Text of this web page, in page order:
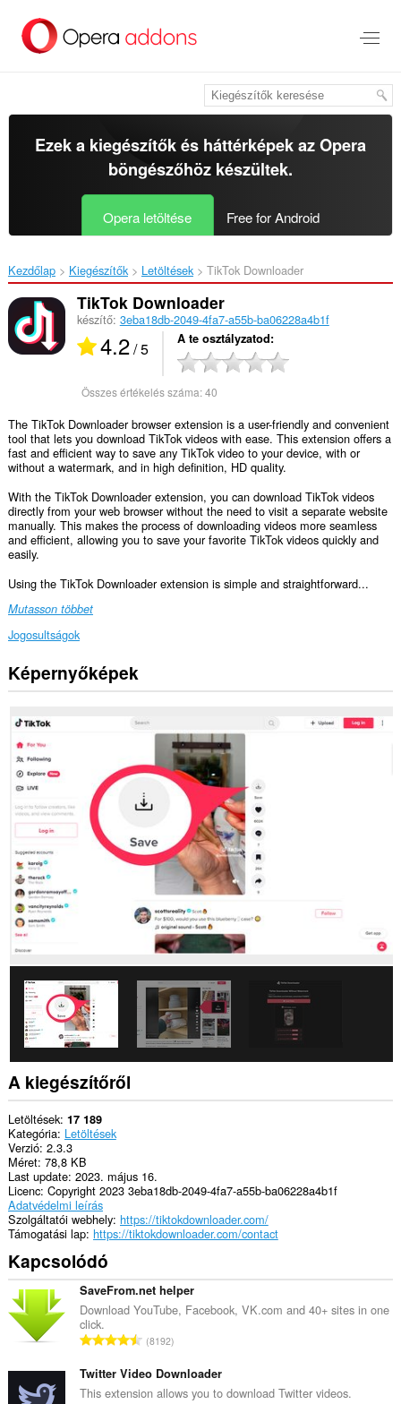
Ezek a kiegészítők és háttérképek azOpera
böngészőhözkészültek.
Opera letöltése Free for Android
Kezdőlap Kiegészítők Letöltések TikTok Downloader‎
TikTok Downloader
készítő: 3eba18db-2049-4fa7-a55b-ba06228a4b1f
4.2/ 5 A te osztályzatod
Összes értékelés száma:40
The TikTok Downloader browser extension is a user-friendly and convenient
tool that lets you download TikTok videos with ease. This extension offers a
fast and efficient way to save any TikTok video to your device, with or
without a watermark, and in high definition, HD quality.
With the TikTok Downloader extension, you can download TikTok videos
directly from your web browser without the need to visit a separate website
manually. This makes the process of downloading videos more seamless
and efficient, allowing you to save your favorite TikTok videos quickly and
easily.
Using the TikTok Downloader extension is simple and straightforward...
Mutasson többet
Jogosultságok
Ez
a
hozzáfér
az
adatához
néhány
webhelyen.
Képernyőképek
A kiegészítőről
Letöltések 17 189
Kategória Letöltések
Verzió 2.3.3
Méret 78,8 KB
Last update 2023. május 16.
Licenc Copyright 2023 3eba18db-2049-4fa7-a55b-ba06228a4b1f
Adatvédelmi leírás
Szolgáltatói webhely https://tiktokdownloader.com/
Támogatási lap https://tiktokdownloader.com/contact
Kapcsolódó
SaveFrom.net helper
Download YouTube, Facebook, VK.com and 40+ sites in one
click.
Ö
s
z
8192
Twitter Video Downloader
This extension allows you to download Twitter videos.